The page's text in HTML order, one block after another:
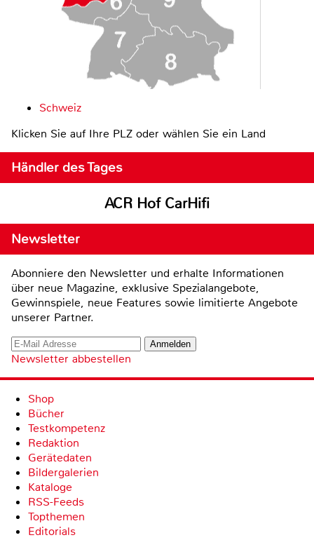
Schweiz
Klicken Sie auf Ihre PLZ oder wählen Sie ein Land
Händler des Tages
ACR Hof CarHifi
Newsletter
Abonniere den Newsletter und erhalte Informationen
über neue Magazine, exklusive Spezialangebote,
Gewinnspiele, neue Features sowie limitierte Angebote
unserer Partner.
Newsletter abbestellen
Shop
Bücher
Testkompetenz
Redaktion
Gerätedaten
Bildergalerien
Kataloge
RSS-Feeds
Topthemen
Editorials